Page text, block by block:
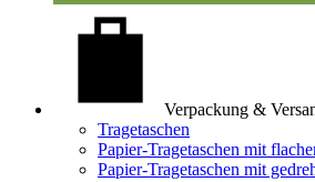
Verpackung &
Tragetaschen
Papier-Tragetaschen mit
Papier-Tragetaschen mit